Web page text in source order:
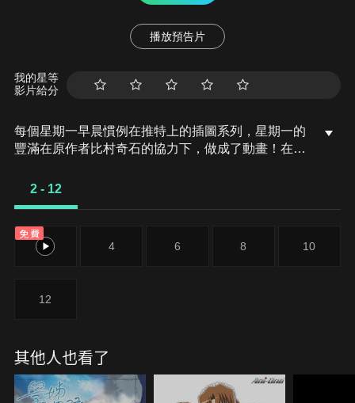
播放預告片
我的星等
影片給分
每個星期一早晨慣例在推特上的插圖系列，星期一的
豐滿在原作者比村奇石的協力下，做成了動畫！在憂
2 - 12
免費
2 4 6 8 10
12
其他人也看了